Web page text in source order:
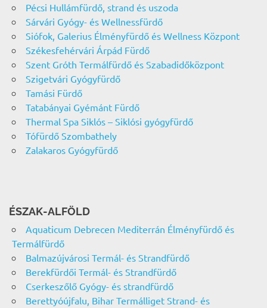
Pécsi Hullámfürdő, strand és uszoda
Sárvári Gyógy- és Wellnessfürdő
Siófok, Galerius Élményfürdő és Wellness Központ
Székesfehérvári Árpád Fürdő
Szent Gróth Termálfürdő és Szabadidőközpont
Szigetvári Gyógyfürdő
Tamási Fürdő
Tatabányai Gyémánt Fürdő
Thermal Spa Siklós – Siklósi gyógyfürdő
Tófürdő Szombathely
Zalakaros Gyógyfürdő
ÉSZAK-ALFÖLD
Aquaticum Debrecen Mediterrán Élményfürdő és
Termálfürdő
Balmazújvárosi Termál- és Strandfürdő
Berekfürdői Termál- és Strandfürdő
Cserkeszőlő Gyógy- és strandfürdő
Berettyóújfalu, Bihar Termálliget Strand- és